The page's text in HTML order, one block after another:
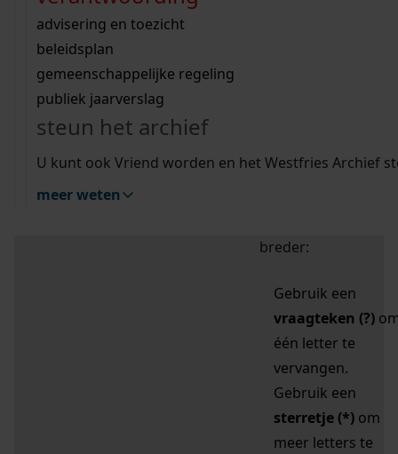
bouwvergunningen
omgevingsvergunningen
vergunningen
beeld en geluid
uitleg nodig?
Wij helpen u op weg met een aantal zoektips.
bekijk alle zoektips
Wij helpen u op weg met een aantal zoektips.
bekijk alle zoektips
bekijk ons geschiedenislokaal
advisering en toezicht
beleidsplan
gemeenschappelijke regeling
publiek jaarverslag
steun het archief
U kunt ook Vriend worden en het Westfries Archief
meer weten
zoektips
Mijn Studiezaal (inloggen)
uw zoekopdracht te
breder:
Gebruik een
vraagteken (?)
één letter te
vervangen.
Gebruik een
sterretje (*) om
meer letters te